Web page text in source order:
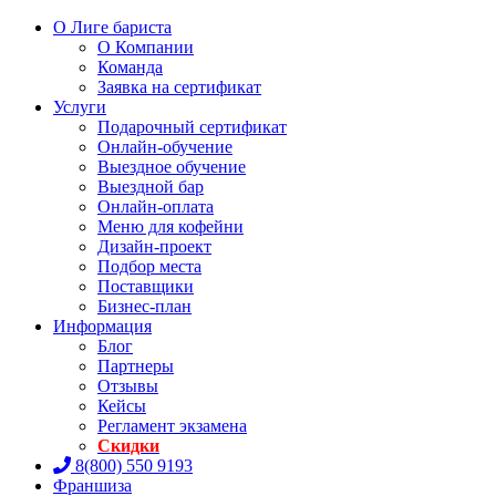
О Лиге бариста
О Компании
Команда
Заявка на сертификат
Услуги
Подарочный сертификат
Онлайн-обучение
Выездное обучение
Выездной бар
Онлайн-оплата
Меню для кофейни
Дизайн-проект
Подбор места
Поставщики
Бизнес-план
Информация
Блог
Партнеры
Отзывы
Кейсы
Регламент экзамена
Скидки
8(800) 550 9193
Франшиза